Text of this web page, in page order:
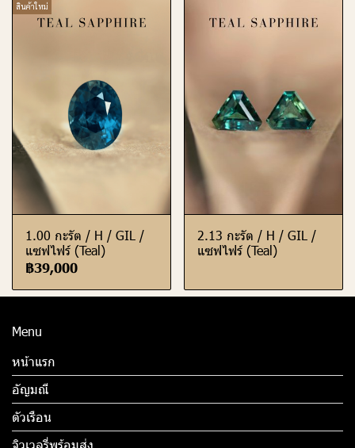
สินค้าใหม่
1.00 กะรัต / H / GIL /
แซฟไฟร์ (Teal)
฿39,000
2.13 กะรัต / H / GIL /
แซฟไฟร์ (Teal)
Menu
หน้าแรก
อัญมณี
ตัวเรือน